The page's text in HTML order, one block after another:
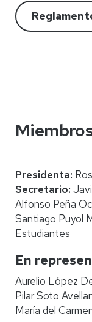
Presidenta:
Secretario:
Alfonso Peña
Santiago Puyol
Estudiantes
En
Aurelio López
Pilar Soto
María del